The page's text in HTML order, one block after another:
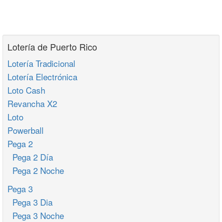
Lotería de Puerto Rico
Lotería Tradicional
Lotería Electrónica
Loto Cash
Revancha X2
Loto
Powerball
Pega 2
Pega 2 Día
Pega 2 Noche
Pega 3
Pega 3 Dia
Pega 3 Noche